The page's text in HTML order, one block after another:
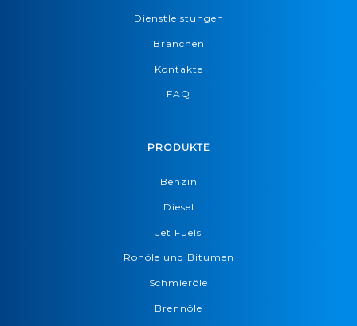
Dienstleistungen
Branchen
Kontakte
FAQ
PRODUKTE
Benzin
Diesel
Jet Fuels
Rohöle und Bitumen
Schmieröle
Brennöle